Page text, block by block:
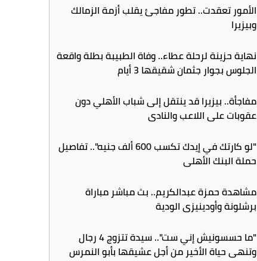
الأمور تعقدت.. تطور مفاجئ يقلب أزمة الزمالك
وبيزيرا
نهاية حزينة لرحلة عطاء.. وفاة الطبيبة بطلة واقعة
الجلوس بجوار جثمان شقيقها 3 أيام
مفاجأة.. بيزيرا قد ينتقل إلى شباب الأهلي دون
عقوبات على اللاعب والنادي
"لو كارتك في إيدك تكسب 600 ألف جنيه".. تفاصيل
حملة البنك الأهلي
مشاهدة حمزة عبدالكريم.. بث مباشر مباراة
برشلونة وأودينيزي الودية
"ما حسسونيش إني ست".. سيدة تتزوج 4 رجال
وتنهي حياة الأخير من أجل عشيقها بأبو النمرس